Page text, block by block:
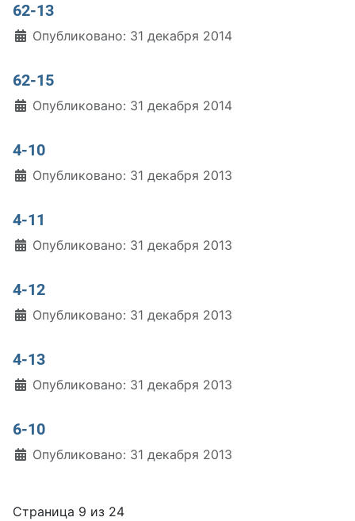
62-13
Информация о материале
Опубликовано: 31 декабря 2014
62-15
Информация о материале
Опубликовано: 31 декабря 2014
4-10
Информация о материале
Опубликовано: 31 декабря 2013
4-11
Информация о материале
Опубликовано: 31 декабря 2013
4-12
Информация о материале
Опубликовано: 31 декабря 2013
4-13
Информация о материале
Опубликовано: 31 декабря 2013
6-10
Информация о материале
Опубликовано: 31 декабря 2013
Страница 9 из 24